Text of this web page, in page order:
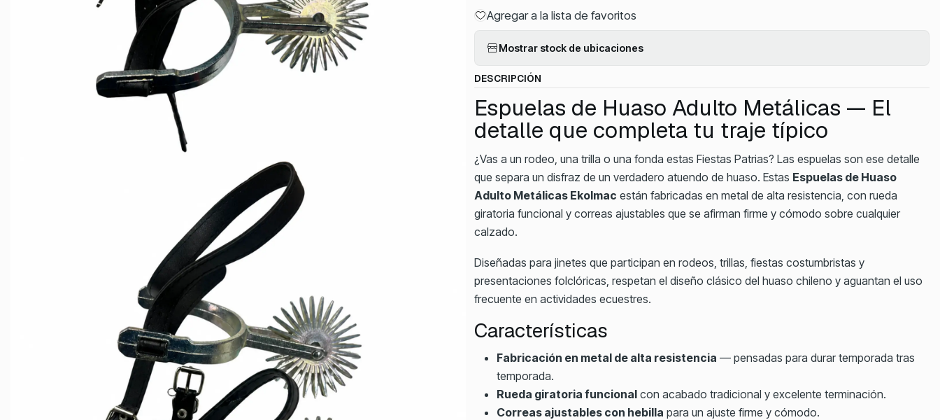
Agregar a la lista de favoritos
Mostrar stock de ubicaciones
DESCRIPCIÓN
Espuelas de Huaso Adulto Metálicas — El
detalle que completa tu traje típico
¿Vas a un rodeo, una trilla o una fonda estas Fiestas Patrias? Las espuelas son ese detalle
que separa un disfraz de un verdadero atuendo de huaso. Estas Espuelas de Huaso
Adulto Metálicas Ekolmac están fabricadas en metal de alta resistencia, con rueda
giratoria funcional y correas ajustables que se afirman firme y cómodo sobre cualquier
calzado.
Diseñadas para jinetes que participan en rodeos, trillas, fiestas costumbristas y
presentaciones folclóricas, respetan el diseño clásico del huaso chileno y aguantan el uso
frecuente en actividades ecuestres.
Características
Fabricación en metal de alta resistencia — pensadas para durar temporada tras
temporada.
Rueda giratoria funcional con acabado tradicional y excelente terminación.
Correas ajustables con hebilla para un ajuste firme y cómodo.